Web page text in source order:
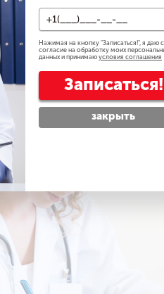
Нажимая на кнопку "Записаться!", я даю
согласие на обработку моих
данных и принимаю условия соглашения
Записаться!
закрыть